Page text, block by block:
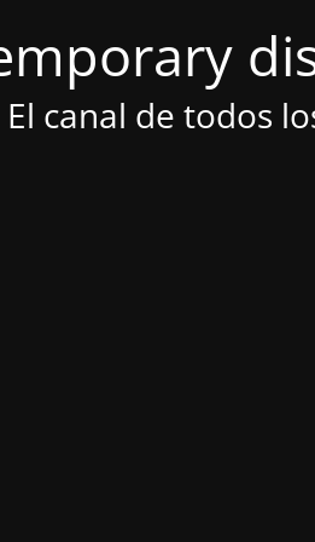
El canal de todos